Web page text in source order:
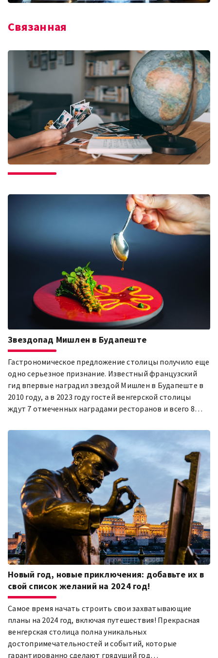
Связанная
Звездопад Мишлен в Будапеште
Гастрономическое предложение столицы получило еще
одно серьезное признание. Известный французский
гид впервые наградил звездой Мишлен в Будапеште в
2010 году, а в 2023 году гостей венгерской столицы
ждут 7 отмеченных наградами ресторанов и всего 8
Новый год, новые приключения: добавьте их в
свой список желаний на 2024 год!
Самое время начать строить свои захватывающие
планы на 2024 год, включая путешествия! Прекрасная
венгерская столица полна уникальных
достопримечательностей и событий, которые
гарантированно сделают грядущий год